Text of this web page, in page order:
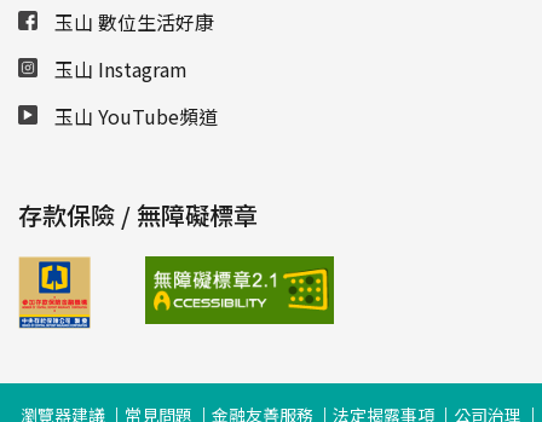
玉山 數位生活好康
玉山 Instagram
玉山 YouTube頻道
存款保險 / 無障礙標章
瀏覽器建議 常見問題 金融友善服務 法定揭露事項 公司治理